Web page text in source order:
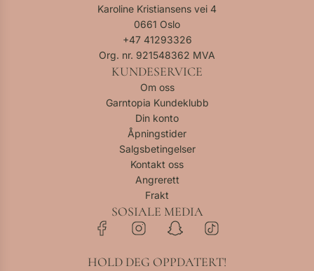
Karoline Kristiansens vei 4
0661 Oslo
+47 41293326
Org. nr. 921548362 MVA
KUNDESERVICE
Om oss
Garntopia Kundeklubb
Din konto
Åpningstider
Salgsbetingelser
Kontakt oss
Angrerett
Frakt
SOSIALE MEDIA
HOLD DEG OPPDATERT!